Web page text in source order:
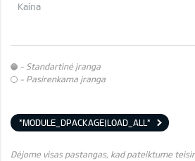
- Standartinė įranga
- Pasirenkama įranga
*MODULE_DPACKAGE|LOAD_ALL*
Dėjome visas pastangas, kad pateiktume